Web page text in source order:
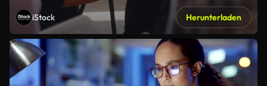
iStock Herunterladen